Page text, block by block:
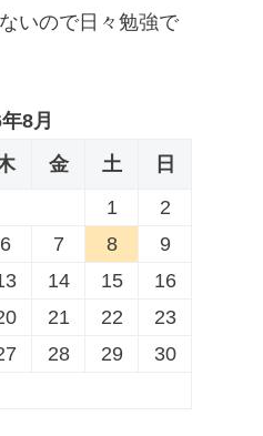
いので日々勉強で
8月
金 土
日
1
2
6 7 8
9
14 15
16
21 22
23
28 29
30